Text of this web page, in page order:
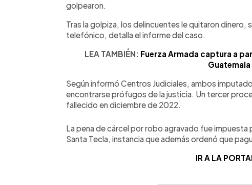
golpearon.
Tras la golpiza, los delincuentes le quitaron
telefónico, detalla el informe del caso.
LEA TAMBIÉN: Fuerza Armada captura a
Guatemala
Según informó Centros Judiciales, ambos
encontrarse prófugos de la justicia. Un tercer
fallecido en diciembre de 2022.
La pena de cárcel por robo agravado fue impuesta
Santa Tecla, instancia que además ordenó que
IR A LA